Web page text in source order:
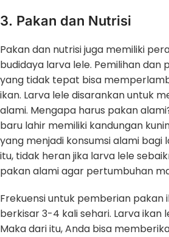
3. Pakan dan Nutrisi
Pakan dan nutrisi juga memiliki
budidaya larva lele. Pemilihan dan
yang tidak tepat bisa
ikan. Larva lele disarankan untuk
alami. Mengapa harus pakan
baru lahir memiliki kandungan
yang menjadi konsumsi alami bagi
itu, tidak heran jika larva lele
pakan alami agar pertumbuhan
Frekuensi untuk pemberian pakan
berkisar 3-4 kali sehari. Larva ikan
Maka dari itu, Anda bisa